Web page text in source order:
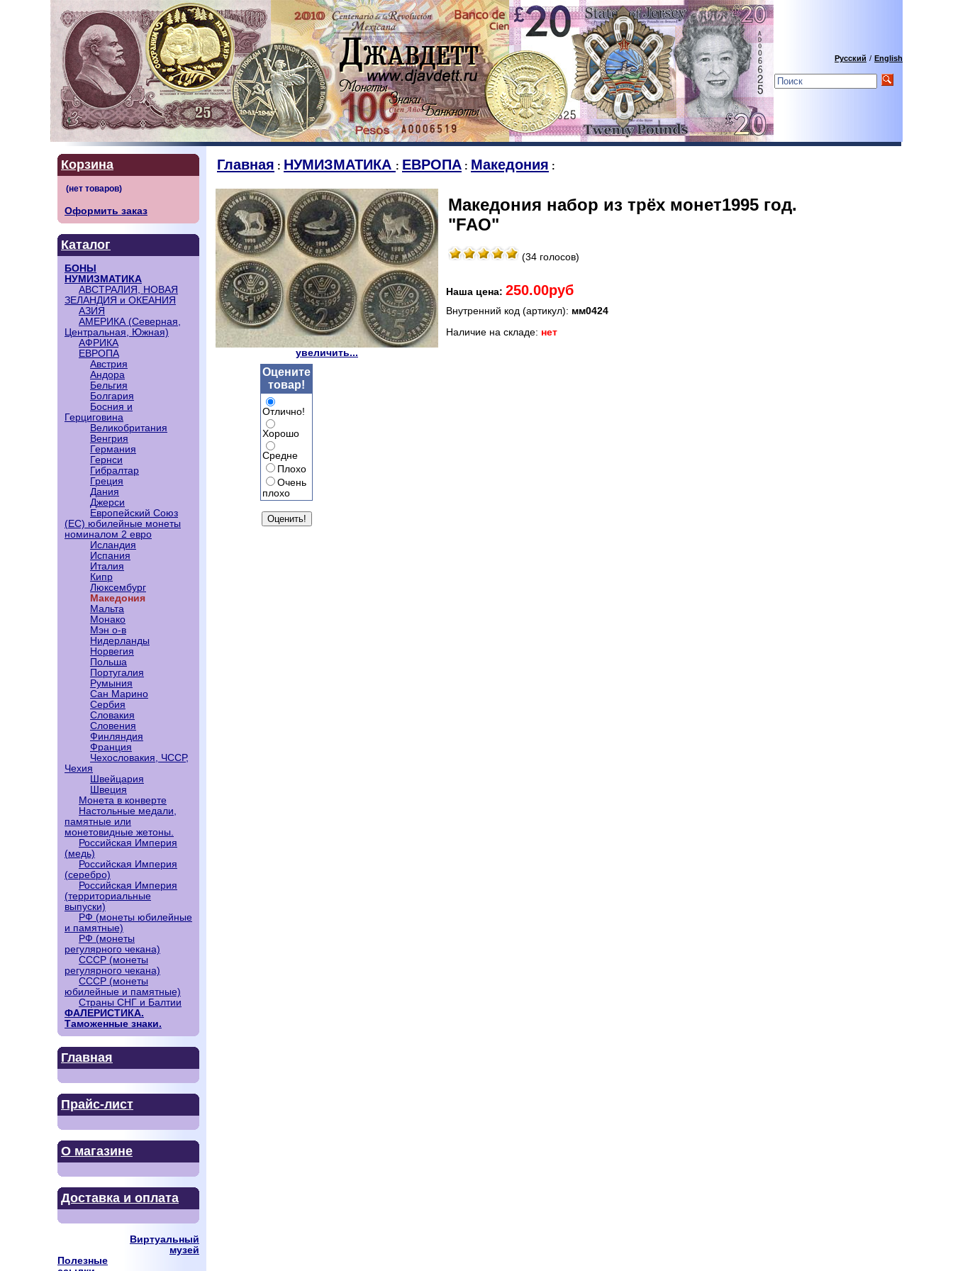
Русский / English
Корзина
Оформить заказ
Каталог
БОНЫ
НУМИЗМАТИКА
АВСТРАЛИЯ, НОВАЯ
ЗЕЛАНДИЯ и ОКЕАНИЯ
АЗИЯ
АМЕРИКА (Северная,
Центральная, Южная)
АФРИКА
ЕВРОПА
Австрия
Андора
Бельгия
Болгария
Босния и
Герциговина
Великобритания
Венгрия
Германия
Гернси
Гибралтар
Греция
Дания
Джерси
Европейский Союз
(ЕС) юбилейные монеты
номиналом 2 евро
Исландия
Испания
Италия
Кипр
Люксембург
Македония
Мальта
Монако
Мэн о-в
Нидерланды
Норвегия
Польша
Португалия
Румыния
Сан Марино
Сербия
Словакия
Словения
Финляндия
Франция
Чехословакия, ЧССР,
Чехия
Швейцария
Швеция
Монета в конверте
Настольные медали,
памятные или
монетовидные жетоны.
Российская Империя
(медь)
Российская Империя
(серебро)
Российская Империя
(территориальные
выпуски)
РФ (монеты юбилейные
и памятные)
РФ (монеты
регулярного чекана)
СССР (монеты
регулярного чекана)
СССР (монеты
юбилейные и памятные)
Страны СНГ и Балтии
ФАЛЕРИСТИКА.
Таможенные знаки.
Главная
Прайс-лист
О магазине
Доставка и оплата
Виртуальный
музей
Полезные
Главная : НУМИЗМАТИКА : ЕВРОПА : Македония :
увеличить...
Македония набор из трёх монет1995 год.
"FAO"
(34 голосов)
Наша цена: 250.00руб
Внутренний код (артикул): мм0424
Наличие на складе: нет
Оцените
товар!
Отлично!
Хорошо
Средне
Плохо
Очень
плохо